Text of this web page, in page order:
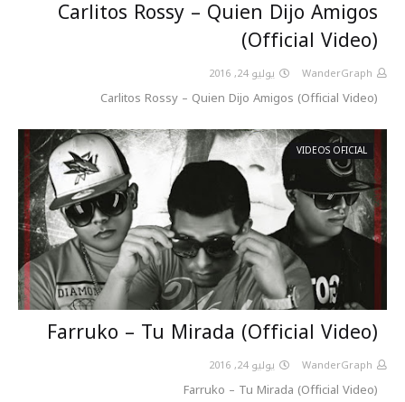
Carlitos Rossy – Quien Dijo Amigos
(Official Video)
WanderGraph يوليو 24, 2016
Carlitos Rossy – Quien Dijo Amigos (Official Video)
VIDEOS OFICIAL
Farruko – Tu Mirada (Official Video)
WanderGraph يوليو 24, 2016
Farruko – Tu Mirada (Official Video)